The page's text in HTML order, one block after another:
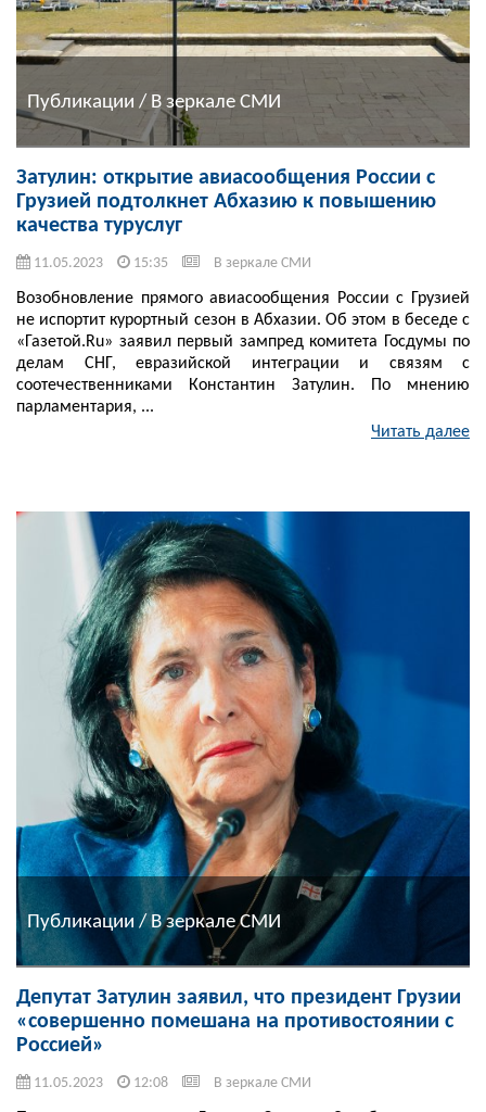
Публикации / В зеркале СМИ
Затулин: открытие авиасообщения России с
Грузией подтолкнет Абхазию к повышению
качества туруслуг
11.05.2023 15:35 В зеркале СМИ
Возобновление прямого авиасообщения России с Грузией
не испортит курортный сезон в Абхазии. Об этом в беседе с
«Газетой.Ru» заявил первый зампред комитета Госдумы по
делам СНГ, евразийской интеграции и связям с
соотечественниками Константин Затулин. По мнению
парламентария, ...
Читать далее
Публикации / В зеркале СМИ
Депутат Затулин заявил, что президент Грузии
«совершенно помешана на противостоянии с
Россией»
11.05.2023 12:08 В зеркале СМИ